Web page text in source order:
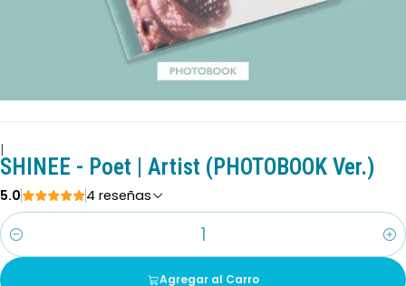
|
SHINEE - Poet | Artist (PHOTOBOOK Ver.)
5.0 4 reseñas
Cantidad
Agregar al Carro